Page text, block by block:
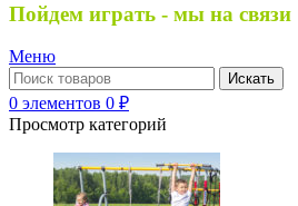
Пойдем играть - мы на связи
Меню
Искать
0 элементов 0 ₽
Просмотр категорий